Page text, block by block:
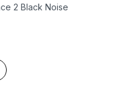
2 Black Noise